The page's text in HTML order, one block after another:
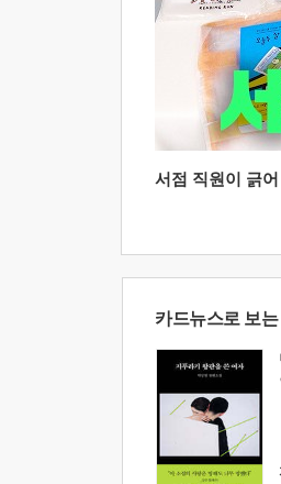
서점 직원이 긁
카드뉴스로 보는